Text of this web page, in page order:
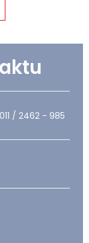
/ 2462 - 985